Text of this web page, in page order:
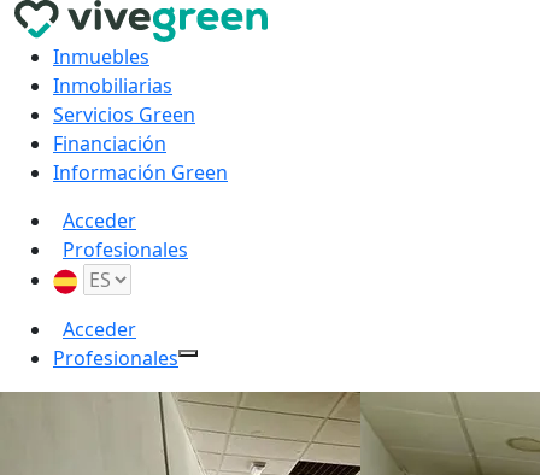
Inmuebles
Inmobiliarias
Servicios Green
Financiación
Información Green
Acceder
Profesionales
Acceder
Profesionales